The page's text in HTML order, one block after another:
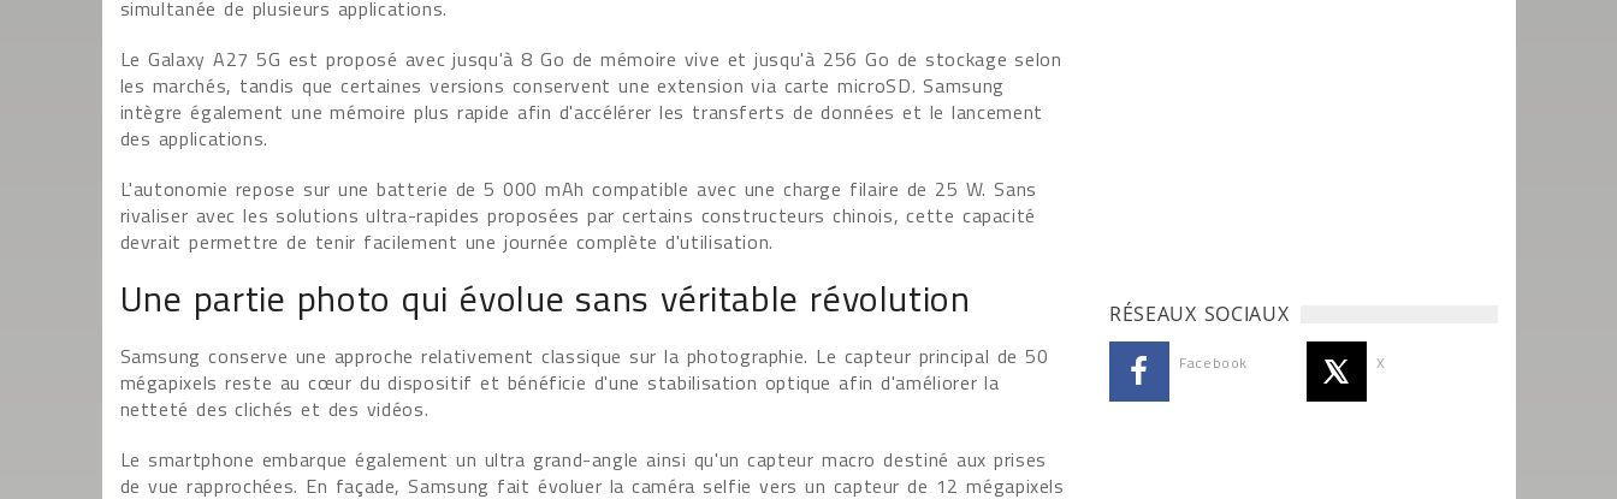
simultanée de plusieurs applications.
Le Galaxy A27 5G est proposé avec jusqu'à 8 Go de mémoire vive et jusqu'à 256 Go de stockage selon
les marchés, tandis que certaines versions conservent une extension via carte microSD. Samsung
intègre également une mémoire plus rapide afin d'accélérer les transferts de données et le lancement
des applications.
L'autonomie repose sur une batterie de 5 000 mAh compatible avec une charge filaire de 25 W. Sans
rivaliser avec les solutions ultra-rapides proposées par certains constructeurs chinois, cette capacité
devrait permettre de tenir facilement une journée complète d'utilisation.
Une partie photo qui évolue sans véritable révolution
Samsung conserve une approche relativement classique sur la photographie. Le capteur principal de 50
mégapixels reste au cœur du dispositif et bénéficie d'une stabilisation optique afin d'améliorer la
netteté des clichés et des vidéos.
Le smartphone embarque également un ultra grand-angle ainsi qu'un capteur macro destiné aux prises
de vue rapprochées. En façade, Samsung fait évoluer la caméra selfie vers un capteur de 12 mégapixels
RÉSEAUX SOCIAUX
Facebook X